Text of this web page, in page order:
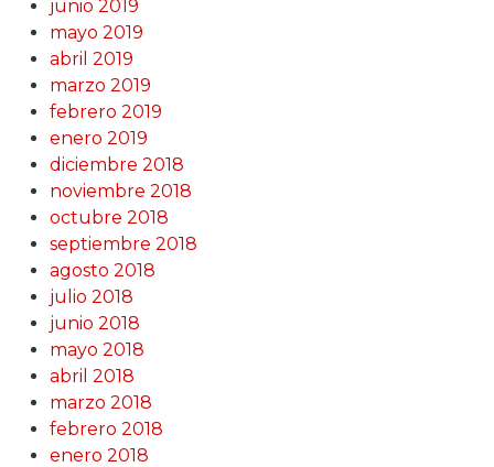
junio 2019
mayo 2019
abril 2019
marzo 2019
febrero 2019
enero 2019
diciembre 2018
noviembre 2018
octubre 2018
septiembre 2018
agosto 2018
julio 2018
junio 2018
mayo 2018
abril 2018
marzo 2018
febrero 2018
enero 2018